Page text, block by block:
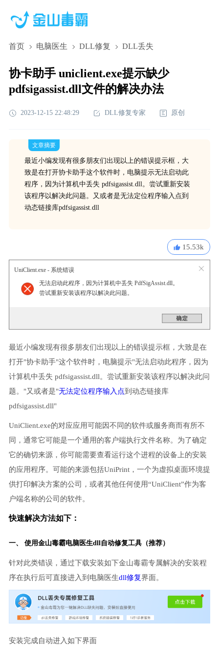
首页 电脑医生 DLL修复 DLL丢失
协卡助手 uniclient.exe提示缺少
pdfsigassist.dll文件的解决办法
2023-12-15 22:48:29 DLL修复专家 原创
文章摘要
最近小编发现有很多朋友们出现以上的错误提示框，大
致是在打开协卡助手这个软件时，电脑提示无法启动此
程序，因为计算机中丢失 pdfsigassist.dll。尝试重新安装
该程序以解决此问题。又或者是无法定位程序输入点到
动态链接库pdfsigassist.dll
15.53k
UniClient.exe - 系统错误
无法启动此程序，因为计算机中丢失 PdfSigAssist.dll。
尝试重新安装该程序以解决此问题。
最近小编发现有很多朋友们出现以上的错误提示框，大致是在
打开"协卡助手"这个软件时，电脑提示"无法启动此程序，因为
计算机中丢失 pdfsigassist.dll。尝试重新安装该程序以解决此问
题。"又或者是"无法定位程序输入点到动态链接库
pdfsigassist.dll"
UniClient.exe的对应应用可能因不同的软件或服务商而有所不
同，通常它可能是一个通用的客户端执行文件名称。为了确定
它的确切来源，你可能需要查看运行这个进程的设备上的安装
的应用程序。可能的来源包括UniPrint，一个为虚拟桌面环境提
供打印解决方案的公司，或者其他任何使用“UniClient”作为客
户端名称的公司的软件。
快速解决方法如下：
一、 使用金山毒霸电脑医生dll自动修复工具（推荐）
针对此类错误，通过下载安装如下金山毒霸专属解决的安装程
序在执行后可直接进入到电脑医生dll修复界面。
安装完成自动进入如下界面